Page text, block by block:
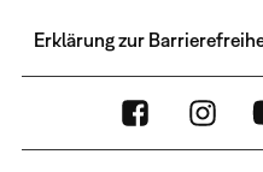
Erklärung zur